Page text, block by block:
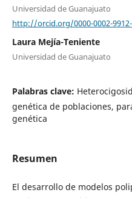
Universidad de Guanajuato
http://orcid.org/0000-0002-
Laura Mejía-Teniente
Universidad de Guanajuato
Palabras clave:
genética de poblaciones,
genética
Resumen
El desarrollo de modelos